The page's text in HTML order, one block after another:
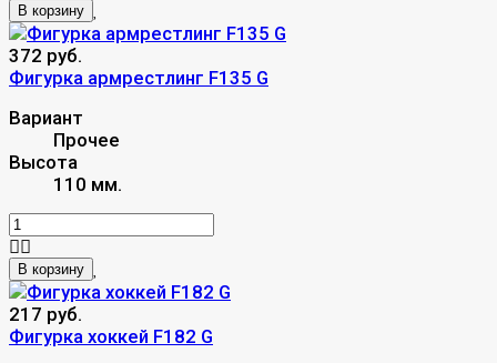
В корзину
372 руб.
Фигурка армрестлинг F135 G
Вариант
Прочее
Высота
110 мм.
В корзину
217 руб.
Фигурка хоккей F182 G